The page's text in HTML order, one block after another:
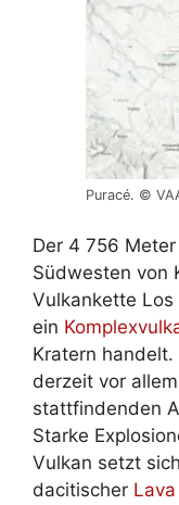
Puracé. ©
Der 4 756
Südwesten von
Vulkankette Los
ein
Kratern
derzeit vor
stattfindenden
Starke
Vulkan setzt
dacitischer Lava